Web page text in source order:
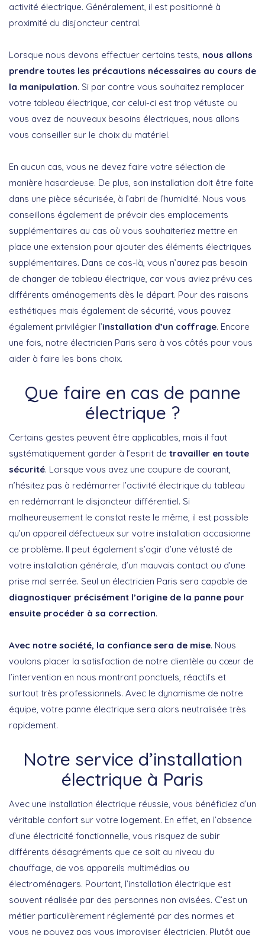
activité électrique. Généralement, il est positionné à
proximité du disjoncteur central.
Lorsque nous devons effectuer certains tests, nous allons
prendre toutes les précautions nécessaires au cours de
la manipulation. Si par contre vous souhaitez remplacer
votre tableau électrique, car celui-ci est trop vétuste ou
vous avez de nouveaux besoins électriques, nous allons
vous conseiller sur le choix du matériel.
En aucun cas, vous ne devez faire votre sélection de
manière hasardeuse. De plus, son installation doit être faite
dans une pièce sécurisée, à l’abri de l’humidité. Nous vous
conseillons également de prévoir des emplacements
supplémentaires au cas où vous souhaiteriez mettre en
place une extension pour ajouter des éléments électriques
supplémentaires. Dans ce cas-là, vous n’aurez pas besoin
de changer de tableau électrique, car vous aviez prévu ces
différents aménagements dès le départ. Pour des raisons
esthétiques mais également de sécurité, vous pouvez
également privilégier l’installation d’un coffrage. Encore
une fois, notre électricien Paris sera à vos côtés pour vous
aider à faire les bons choix.
Que faire en cas de panne
électrique ?
Certains gestes peuvent être applicables, mais il faut
systématiquement garder à l’esprit de travailler en toute
sécurité. Lorsque vous avez une coupure de courant,
n’hésitez pas à redémarrer l’activité électrique du tableau
en redémarrant le disjoncteur différentiel. Si
malheureusement le constat reste le même, il est possible
qu’un appareil défectueux sur votre installation occasionne
ce problème. Il peut également s’agir d’une vétusté de
votre installation générale, d’un mauvais contact ou d’une
prise mal serrée. Seul un électricien Paris sera capable de
diagnostiquer précisément l’origine de la panne pour
ensuite procéder à sa correction.
Avec notre société, la confiance sera de mise. Nous
voulons placer la satisfaction de notre clientèle au cœur de
l’intervention en nous montrant ponctuels, réactifs et
surtout très professionnels. Avec le dynamisme de notre
équipe, votre panne électrique sera alors neutralisée très
rapidement.
Notre service d’installation
électrique à Paris
Avec une installation électrique réussie, vous bénéficiez d’un
véritable confort sur votre logement. En effet, en l’absence
d’une électricité fonctionnelle, vous risquez de subir
différents désagréments que ce soit au niveau du
chauffage, de vos appareils multimédias ou
électroménagers. Pourtant, l’installation électrique est
souvent réalisée par des personnes non avisées. C’est un
métier particulièrement réglementé par des normes et
vous ne pouvez pas vous improviser électricien. Plutôt que